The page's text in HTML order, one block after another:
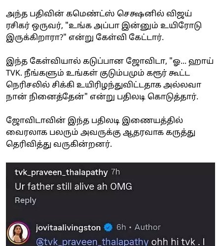
அந்த பதிவின் கமெண்ட்ஸ் செக்ஷனில் விஜய்
ரசிகர் ஒருவர், "உங்க அப்பா இன்னும் உயிரோடு
இருக்கிறாரா?" என்று கேள்வி கேட்டார்.
இந்த கேள்வியால் கடுப்பான ஜோவிடா, "ஓ... ஹாய்
TVK. நீங்களும் உங்கள் குடும்பமும் கரூர் கூட்ட
நெரிசலில் சிக்கி உயிரிழந்துவிட்டதாக அல்லவா
நான் நினைத்தேன்" என்று பதிலடி கொடுத்தார்.
ஜோவிடாவின் இந்த பதிலடி இணையத்தில்
வைரலாக பலரும் அவருக்கு ஆதரவாக கருத்து
தெரிவித்து வருகின்றனர்.